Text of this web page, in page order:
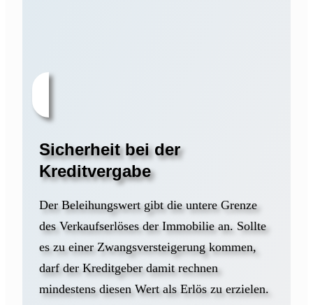
Sicherheit bei der
Kreditvergabe
Der Beleihungswert gibt die untere Grenze
des Verkaufserlöses der Immobilie an. Sollte
es zu einer Zwangsversteigerung kommen,
darf der Kreditgeber damit rechnen
mindestens diesen Wert als Erlös zu erzielen.